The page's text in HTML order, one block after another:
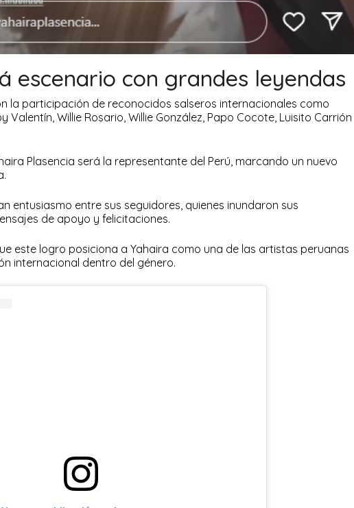
escenario con grandes leyendas
la participación de reconocidos salseros internacionales como
Valentín, Willie Rosario, Willie González, Papo Cocote, Luisito Carrión
Plasencia será la representante del Perú, marcando un nuevo
entusiasmo entre sus seguidores, quienes inundaron sus
de apoyo y felicitaciones.
este logro posiciona a Yahaira como una de las artistas peruanas
internacional dentro del género.